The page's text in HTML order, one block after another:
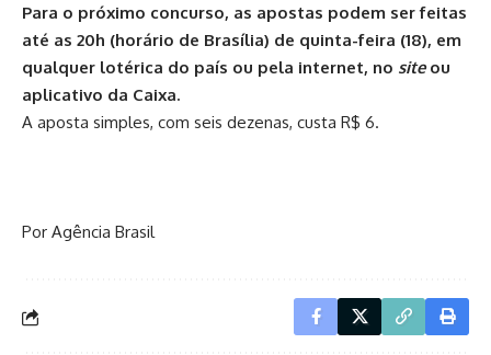
Para o próximo concurso, as apostas podem ser feitas
até as 20h (horário de Brasília) de quinta-feira (18), em
qualquer lotérica do país ou pela internet, no siteou
aplicativo da Caixa.
A aposta simples, com seis dezenas, custa R$ 6.
Por Agência Brasil